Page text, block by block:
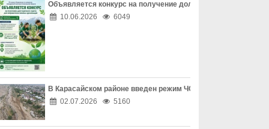
07.08 Защита детей требует совместных действий
07.08 Свыше 1900 ИИ-фильмов из более чем 90 стран поступило на
07.08 У граждан высокие ожидания от выборов в Курултай – опрос
07.08 ОТБАСЫ – ОТАН ҚОРҒАУШЫНЫҢ БЕРІК ТІРЕГІ
07.08 Еліміздің ертеңі – әрбір азаматтың таңдауында
Объявляется конкурс на получение долгосрочного гранта
10.06.2026
6049
В Карасайском районе введен режим ЧС местного масштаба
02.07.2026
5160